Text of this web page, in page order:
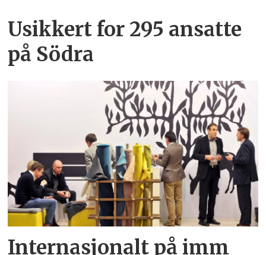
Usikkert for 295 ansatte
på Södra
Internasjonalt på imm